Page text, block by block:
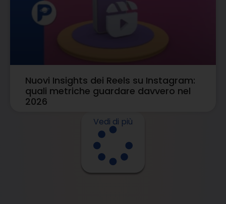
Nuovi Insights dei Reels su Instagram:
quali metriche guardare davvero nel
2026
Vedi di più